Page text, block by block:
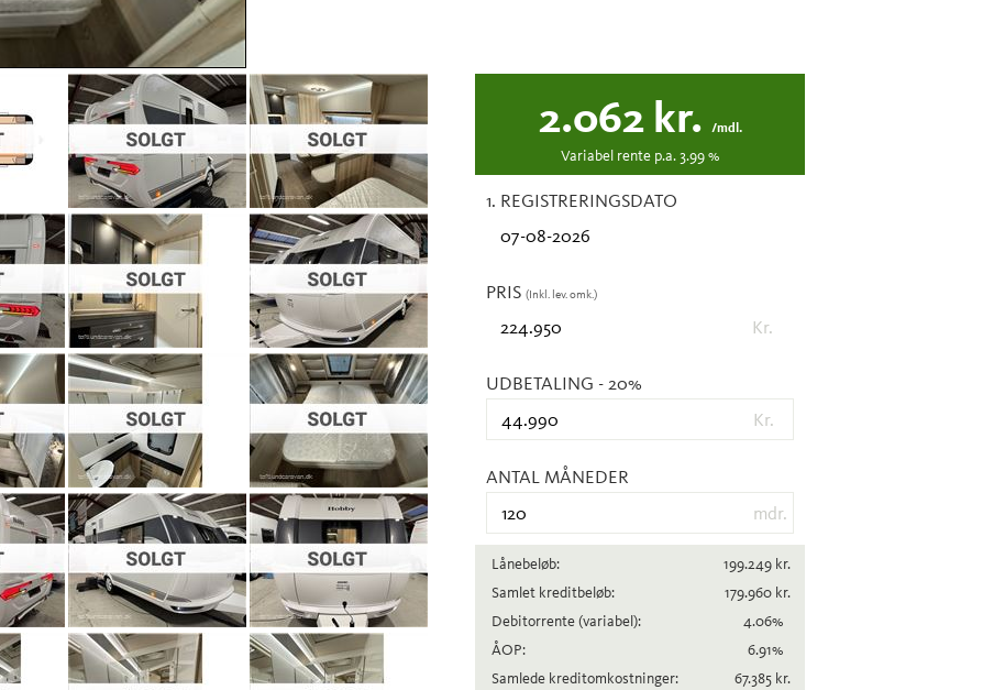
2.062 kr. /mdl.
Variabel rente p.a.3.99%
1. REGISTRERINGSDATO
PRIS (Inkl. lev. omk.)
Kr.
UDBETALING - 20%
Kr.
ANTAL MÅNEDER
mdr.
Lånebeløb: 199.249 kr.
Samlet kreditbeløb:
179.960 kr.
Debitorrente(variabel): 4.06%
ÅOP:
6.91%
Samlede kreditomkostninger:
67.385 kr.